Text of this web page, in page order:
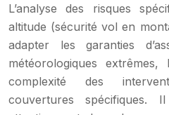
L’analyse des risques
altitude (sécurité vol en
adapter les garanties
météorologiques
complexité des
couvertures